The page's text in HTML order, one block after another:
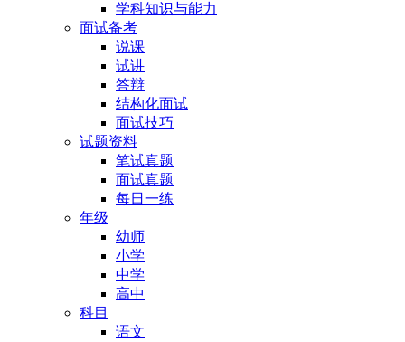
学科知识与能力
面试备考
说课
试讲
答辩
结构化面试
面试技巧
试题资料
笔试真题
面试真题
每日一练
年级
幼师
小学
中学
高中
科目
语文